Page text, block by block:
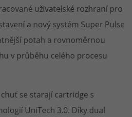
uživatelské rozhraní pro
a nový systém Super Pulse
potah a rovnoměrnou
v průběhu celého procesu
se starají cartridge s
UniTech 3.0. Díky dual